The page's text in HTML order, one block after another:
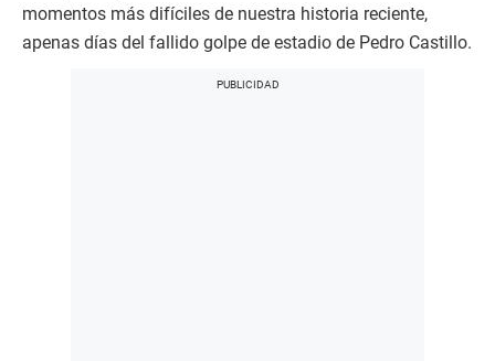
momentos más difíciles de nuestra historia reciente,
apenas días del fallido golpe de estadio de Pedro Castillo.